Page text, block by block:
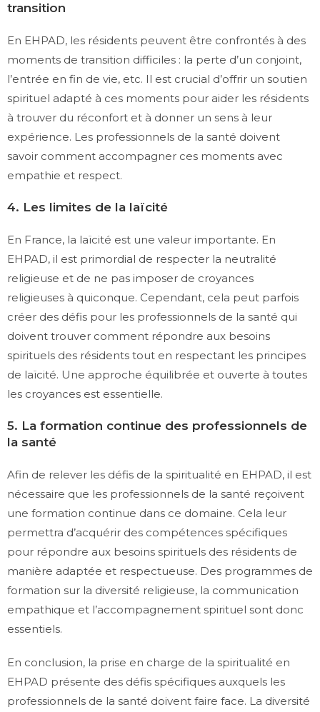
transition
En EHPAD, les résidents peuvent être confrontés à des
moments de transition difficiles : la perte d’un conjoint,
l’entrée en fin de vie, etc. Il est crucial d’offrir un soutien
spirituel adapté à ces moments pour aider les résidents
à trouver du réconfort et à donner un sens à leur
expérience. Les professionnels de la santé doivent
savoir comment accompagner ces moments avec
empathie et respect.
4. Les limites de la laïcité
En France, la laïcité est une valeur importante. En
EHPAD, il est primordial de respecter la neutralité
religieuse et de ne pas imposer de croyances
religieuses à quiconque. Cependant, cela peut parfois
créer des défis pour les professionnels de la santé qui
doivent trouver comment répondre aux besoins
spirituels des résidents tout en respectant les principes
de laïcité. Une approche équilibrée et ouverte à toutes
les croyances est essentielle.
5. La formation continue des professionnels de
la santé
Afin de relever les défis de la spiritualité en EHPAD, il est
nécessaire que les professionnels de la santé reçoivent
une formation continue dans ce domaine. Cela leur
permettra d’acquérir des compétences spécifiques
pour répondre aux besoins spirituels des résidents de
manière adaptée et respectueuse. Des programmes de
formation sur la diversité religieuse, la communication
empathique et l’accompagnement spirituel sont donc
essentiels.
En conclusion, la prise en charge de la spiritualité en
EHPAD présente des défis spécifiques auxquels les
professionnels de la santé doivent faire face. La diversité